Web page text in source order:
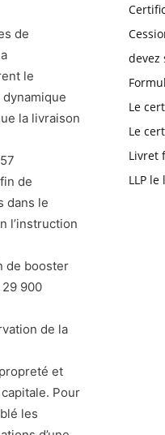
de
le
la livraison
de
dans le
l’instruction
de booster
900
de la
et
Pour
les
devez
Le
Le
Livret
LLP